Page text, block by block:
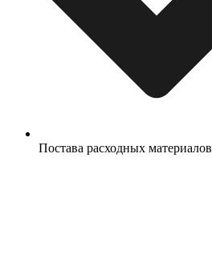
Постава расходных материалов